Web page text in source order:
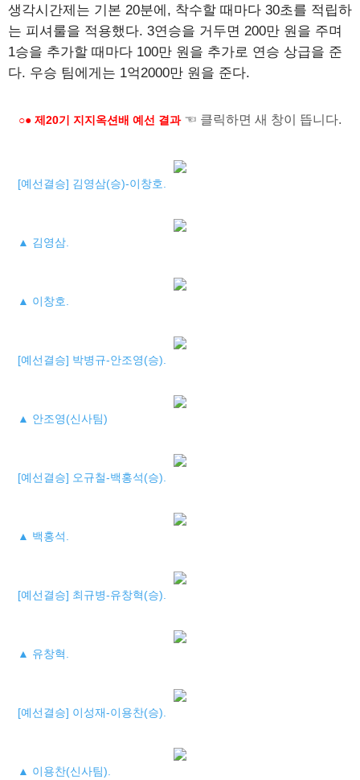
생각시간제는 기본 20분에, 착수할 때마다 30초를 적립하
는 피셔룰을 적용했다. 3연승을 거두면 200만 원을 주며
1승을 추가할 때마다 100만 원을 추가로 연승 상급을 준
다. 우승 팀에게는 1억2000만 원을 준다.
○● 제20기 지지옥션배 예선 결과 ☜ 클릭하면 새 창이 뜹니다.
[예선결승] 김영삼(승)-이창호.
▲ 김영삼.
▲ 이창호.
[예선결승] 박병규-안조영(승).
▲ 안조영(신사팀)
[예선결승] 오규철-백홍석(승).
▲ 백홍석.
[예선결승] 최규병-유창혁(승).
▲ 유창혁.
[예선결승] 이성재-이용찬(승).
▲ 이용찬(신사팀).